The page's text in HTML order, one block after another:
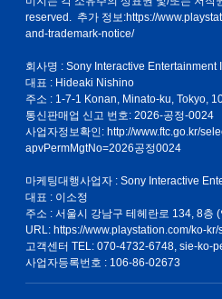
reserved. 추가 정보:https://
and-trademark-notice/
회사명 : Sony Interactive Entertainment
대표 : Hideaki Nishino
주소 : 1-7-1 Konan, Minato-ku, Tokyo,
통신판매업 신고 번호: 2026-공정-0024
사업자정보확인: http://www.ftc.go.kr/
apvPermMgtNo=2026공정0024
마케팅대행사업자 : Sony Interactive
대표 : 이소정
주소 : 서울시 강남구 테헤란로 134, 8층
URL: https://www.playstation.com/ko-kr/
고객센터 TEL: 070-4732-6748, sie-ko-
사업자등록번호 : 106-86-02673